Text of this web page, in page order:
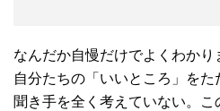
なんだか自慢だけでよくわかり
自分たちの「いいところ」をた
聞き手を全く考えていない。